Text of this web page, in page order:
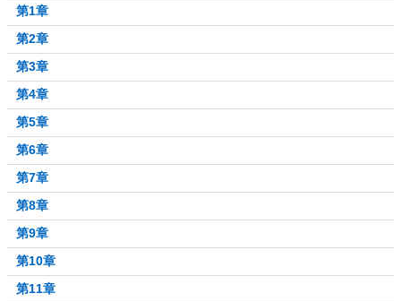
第1章
第2章
第3章
第4章
第5章
第6章
第7章
第8章
第9章
第10章
第11章